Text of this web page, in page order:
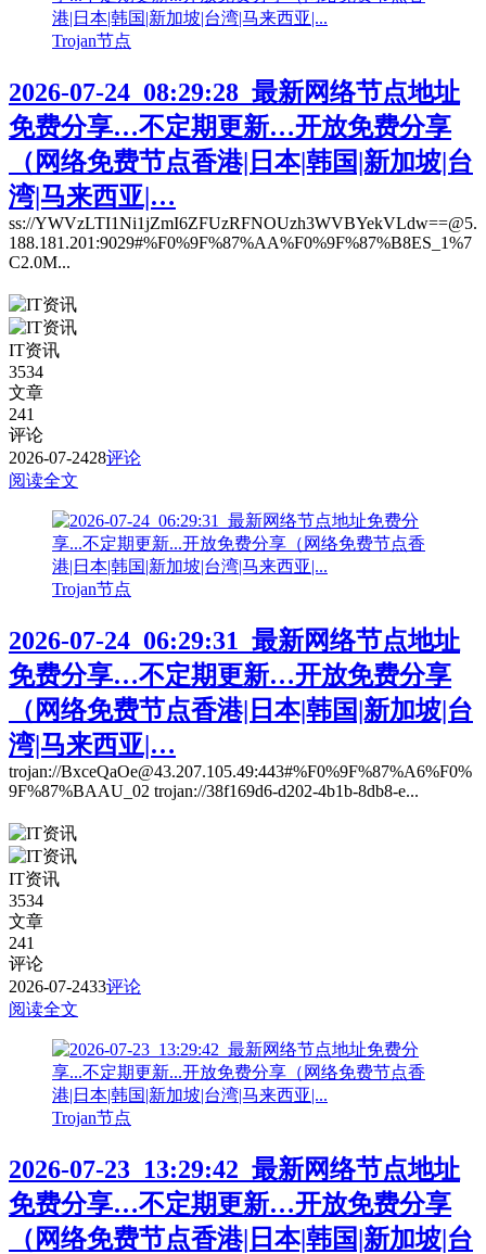
Trojan节点
2026-07-24_08:29:28_最新网络节点地址
免费分享…不定期更新…开放免费分享
（网络免费节点香港|日本|韩国|新加坡|台
湾|马来西亚|…
ss://YWVzLTI1Ni1jZmI6ZFUzRFNOUzh3WVBYekVLdw==@5.
188.181.201:9029#%F0%9F%87%AA%F0%9F%87%B8ES_1%7
C2.0M...
IT资讯
3534
文章
241
评论
2026-07-2428评论
阅读全文
Trojan节点
2026-07-24_06:29:31_最新网络节点地址
免费分享…不定期更新…开放免费分享
（网络免费节点香港|日本|韩国|新加坡|台
湾|马来西亚|…
trojan://BxceQaOe@43.207.105.49:443#%F0%9F%87%A6%F0%
9F%87%BAAU_02 trojan://38f169d6-d202-4b1b-8db8-e...
IT资讯
3534
文章
241
评论
2026-07-2433评论
阅读全文
Trojan节点
2026-07-23_13:29:42_最新网络节点地址
免费分享…不定期更新…开放免费分享
（网络免费节点香港|日本|韩国|新加坡|台